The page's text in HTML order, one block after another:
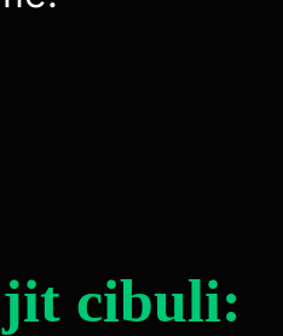
cibuli: